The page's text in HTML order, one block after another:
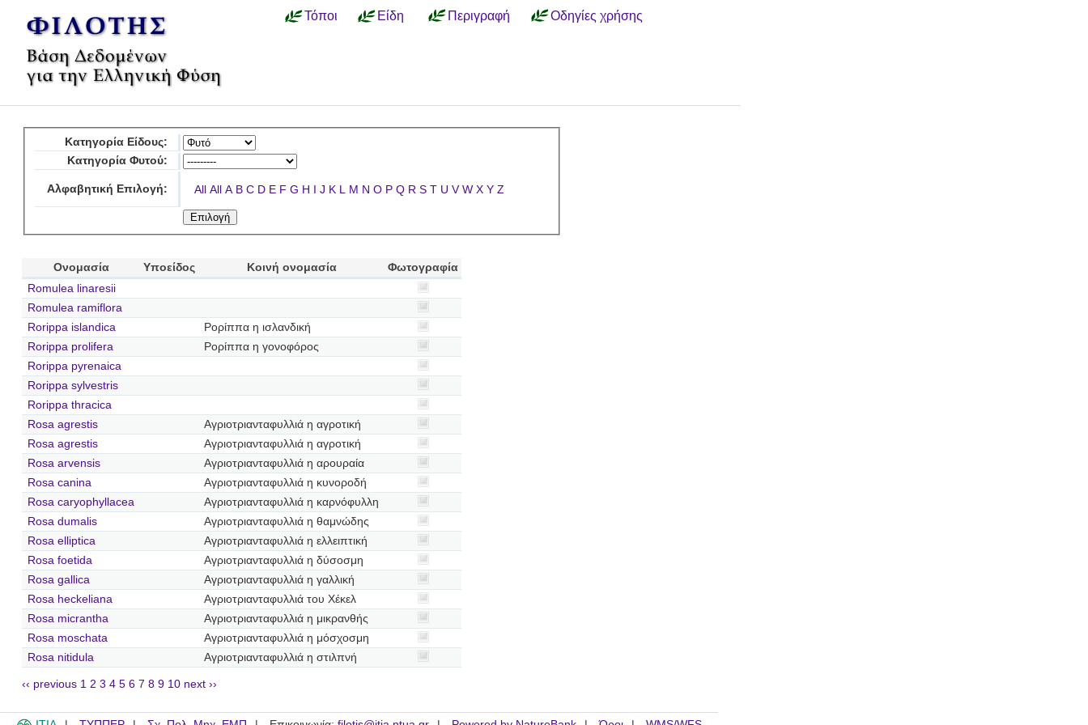
Τόποι Είδη Περιγραφή Οδηγίες χρήσης
Κατηγορία Είδους:
Κατηγορία Φυτού:
Αλφαβητική Επιλογή: All All A B C D E F G H I J K L M N O P Q R S T U V W X Y Z
Ονομασία Υποείδος Κοινή ονομασία
Φωτογραφία
Romulea linaresii
Romulea ramiflora
Rorippa islandica
Ρορίππα η ισλανδική
Rorippa prolifera
Ρορίππα η γονοφόρος
Rorippa pyrenaica
Rorippa sylvestris
Rorippa thracica
Rosa agrestis
Αγριοτριανταφυλλιά η αγροτική
Rosa agrestis
Αγριοτριανταφυλλιά η αγροτική
Rosa arvensis
Αγριοτριανταφυλλιά η αρουραία
Rosa canina
Αγριοτριανταφυλλιά η κυνοροδή
Rosa caryophyllacea
Αγριοτριανταφυλλιά η καρνόφυλλη
Rosa dumalis
Αγριοτριανταφυλλιά η θαμνώδης
Rosa elliptica
Αγριοτριανταφυλλιά η ελλειπτική
Rosa foetida
Αγριοτριανταφυλλιά η δύσοσμη
Rosa gallica
Αγριοτριανταφυλλιά η γαλλική
Rosa heckeliana
Αγριοτριανταφυλλιά του Χέκελ
Rosa micrantha
Αγριοτριανταφυλλιά η μικρανθής
Rosa moschata
Αγριοτριανταφυλλιά η μόσχοσμη
Rosa nitidula
Αγριοτριανταφυλλιά η στιλπνή
‹‹ previous 1 2 3 4 5 6 7 8 9 10 next ››